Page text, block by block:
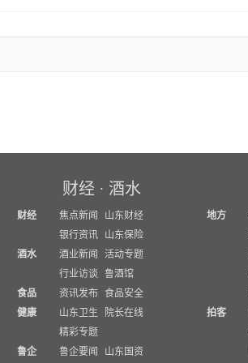
财经 · 酒水
财经 焦点新闻
山东财经
银行资讯
山东保险
酒水
酒业新闻
活动专题
行业访谈
鲁酒馆
食品
资讯发布 食品安全
健康
山东卫生
院长在线
精彩专题
鲁企
鲁企要闻 山东国资
地方
拍客